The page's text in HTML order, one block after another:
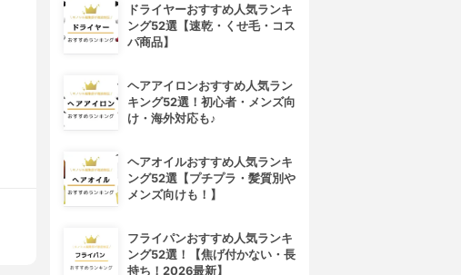
ドライヤーおすすめ人気ランキ
ング52選【速乾・くせ毛・コス
パ商品】
ヘアアイロンおすすめ人気ラン
キング52選！初心者・メンズ向
け・海外対応も♪
ヘアオイルおすすめ人気ランキ
ング52選【プチプラ・髪質別や
メンズ向けも！】
フライパンおすすめ人気ランキ
ング52選！【焦げ付かない・長
持ち！2026最新】